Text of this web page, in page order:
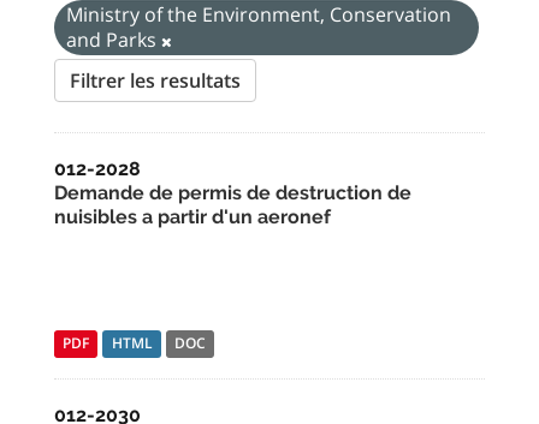
Ministry of the Environment, Conservation
and Parks
Filtrer les resultats
012-2028
Demande de permis de destruction de
nuisibles a partir d'un aeronef
PDF HTML DOC
012-2030